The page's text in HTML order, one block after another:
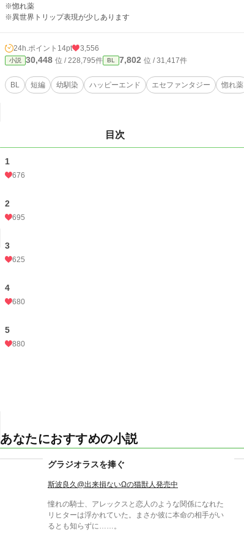
※惚れ薬
※異世界トリップ表現が少しあります
24h.ポイント 14pt 3,556
小説 30,448 位 / 228,795件 BL 7,802 位 / 31,417件
BL 短編 幼馴染 ハッピーエンド エセファンタジー 惚れ薬
目次
1
676
2
695
3
625
4
680
5
880
あなたにおすすめの小説
グラジオラスを捧ぐ
斯波良久@出来損ないΩの猫獣人発売中
憧れの騎士、アレックスと恋人のような関係になれた
リヒターは浮かれていた。まさか彼に本命の相手がい
るとも知らずに……。